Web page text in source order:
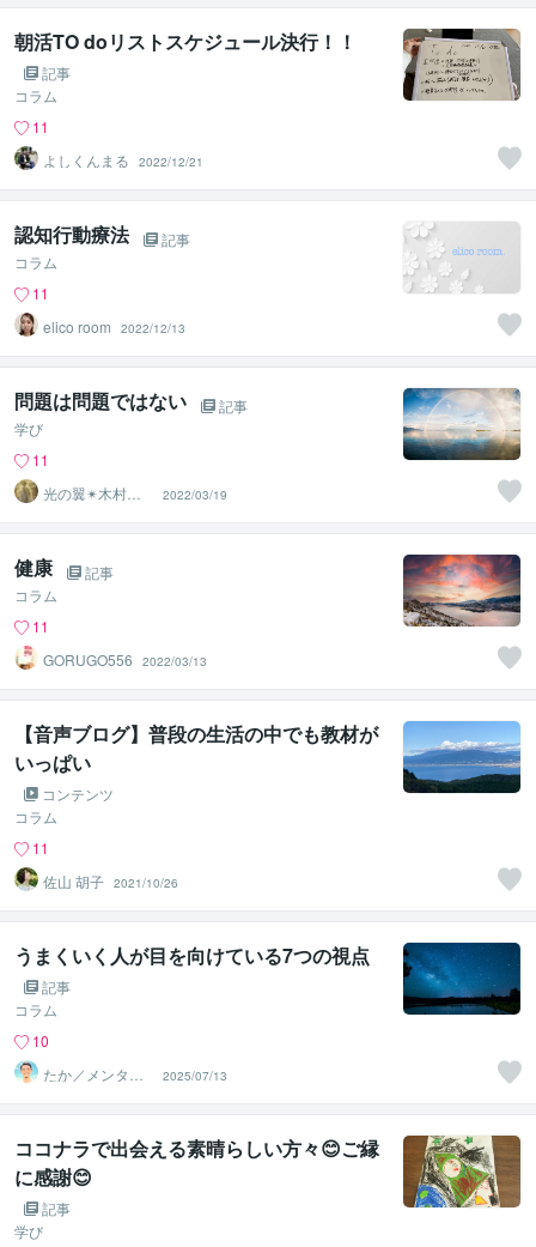
朝活TO doリストスケジュール決行！！
記事
コラム
11
よしくんまる
2022/12/21
認知行動療法
記事
コラム
11
elico room
2022/12/13
問題は問題ではない
記事
学び
11
光の翼✴︎木村心
美
2022/03/19
健康
記事
コラム
11
GORUGO556
2022/03/13
【音声ブログ】普段の生活の中でも教材が
いっぱい
コンテンツ
コラム
11
佐山 胡子 2021/10/26
うまくいく人が目を向けている7つの視点
記事
コラム
10
たか／メンタル
パートナー
2025/07/13
ココナラで出会える素晴らしい方々😊ご縁
に感謝😊
記事
学び